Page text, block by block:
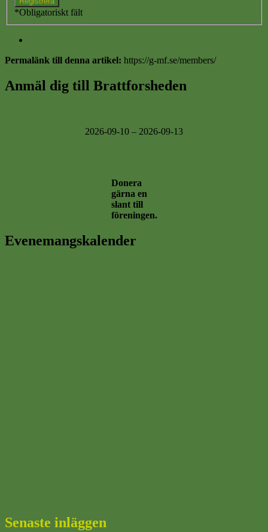
*Obligatoriskt fält
Permalänk till denna artikel: https://g-mf.se/members/
Anmäl dig till Brattforsheden
2026-09-10 – 2026-09-13
Donera
gärna en
slant till
föreningen.
Evenemangskalender
Senaste inläggen